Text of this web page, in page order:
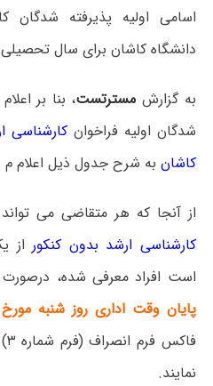
اسامی اولیه پذیرفته شدگان
دانشگاه کاشان برای سال تحصیلی ۹۸-۹۹ اعلام
به گزارش مسترتست، بنا بر
شدگان اولیه فراخوان
کاشان به شرح جدول ذیل اعلام م
از آنجا که هر متقاضی می
کارشناسی ارشد بدون کنکور از
است افراد معرفی شده،
پایان وقت اداری روز شنبه مورخ ۹۸/۵/۵
نمایند.